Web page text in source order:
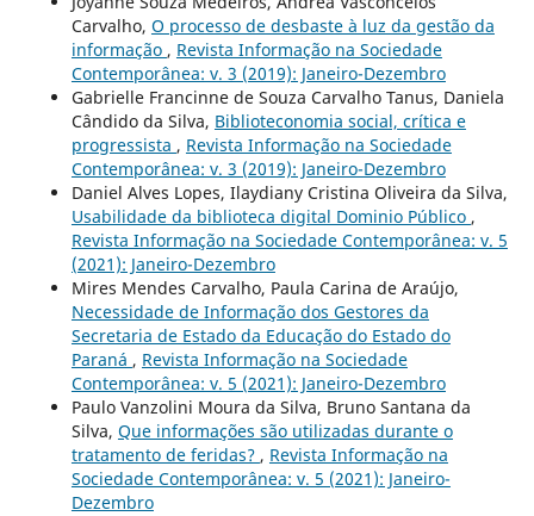
Carvalho, O processo de desbaste à luz da gestão da
informação , Revista Informação na Sociedade
Contemporânea: v. 3 (2019): Janeiro-Dezembro
Gabrielle Francinne de Souza Carvalho Tanus, Daniela
Cândido da Silva, Biblioteconomia social, crítica e
progressista , Revista Informação na Sociedade
Contemporânea: v. 3 (2019): Janeiro-Dezembro
Daniel Alves Lopes, Ilaydiany Cristina Oliveira da Silva,
Usabilidade da biblioteca digital Dominio Público ,
Revista Informação na Sociedade Contemporânea: v. 5
(2021): Janeiro-Dezembro
Mires Mendes Carvalho, Paula Carina de Araújo,
Necessidade de Informação dos Gestores da
Secretaria de Estado da Educação do Estado do
Paraná , Revista Informação na Sociedade
Contemporânea: v. 5 (2021): Janeiro-Dezembro
Paulo Vanzolini Moura da Silva, Bruno Santana da
Silva, Que informações são utilizadas durante o
tratamento de feridas? , Revista Informação na
Sociedade Contemporânea: v. 5 (2021): Janeiro-
Dezembro